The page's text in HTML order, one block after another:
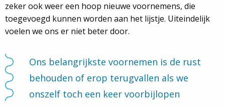
zeker ook weer een hoop nieuwe voornemens, die
toegevoegd kunnen worden aan het lijstje. Uiteindelijk
voelen we ons er niet beter door.
Ons belangrijkste voornemen is de rust
behouden of erop terugvallen als we
onszelf toch een keer voorbijlopen